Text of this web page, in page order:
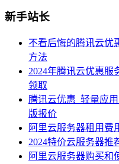
新手站长
不看后悔的腾讯云优
方法
2024年腾讯云优惠服
领取
腾讯云优惠_轻量应
版报价
阿里云服务器租用费
2024特价云服务器推
阿里云服务器购买和